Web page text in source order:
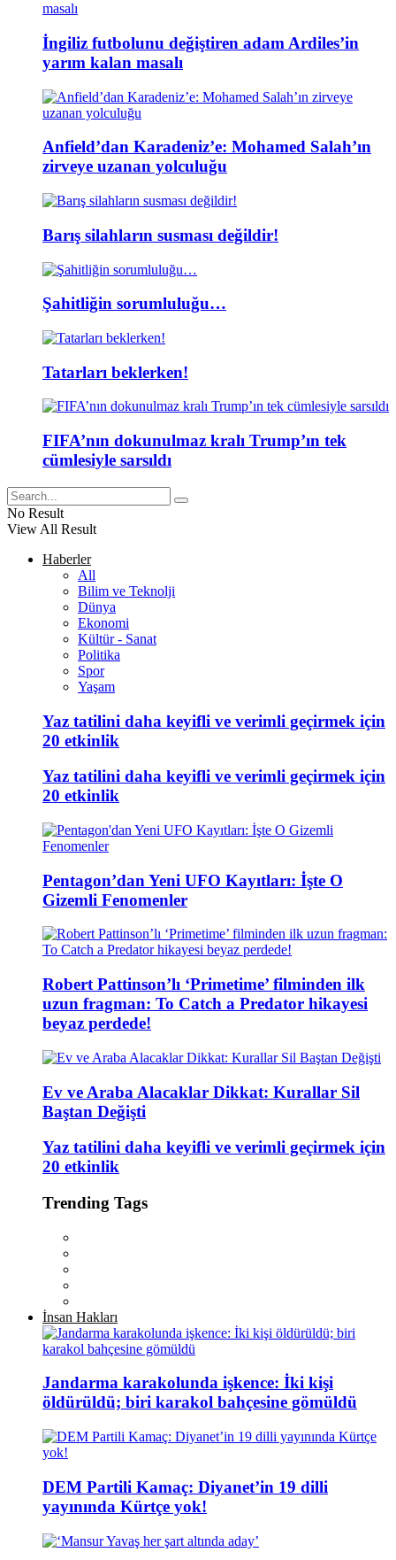
İngiliz futbolunu değiştiren adam Ardiles’in
yarım kalan masalı
Anfield’dan Karadeniz’e: Mohamed Salah’ın
zirveye uzanan yolculuğu
Barış silahların susması değildir!
Şahitliğin sorumluluğu…
Tatarları beklerken!
FIFA’nın dokunulmaz kralı Trump’ın tek
cümlesiyle sarsıldı
No Result
View All Result
Haberler
All
Bilim ve Teknolji
Dünya
Ekonomi
Kültür - Sanat
Politika
Spor
Yaşam
Yaz tatilini daha keyifli ve verimli geçirmek için
20 etkinlik
Yaz tatilini daha keyifli ve verimli geçirmek için
20 etkinlik
Pentagon’dan Yeni UFO Kayıtları: İşte O
Gizemli Fenomenler
Robert Pattinson’lı ‘Primetime’ filminden ilk
uzun fragman: To Catch a Predator hikayesi
beyaz perdede!
Ev ve Araba Alacaklar Dikkat: Kurallar Sil
Baştan Değişti
Yaz tatilini daha keyifli ve verimli geçirmek için
20 etkinlik
Trending Tags
İnsan Hakları
Jandarma karakolunda işkence: İki kişi
öldürüldü; biri karakol bahçesine gömüldü
DEM Partili Kamaç: Diyanet’in 19 dilli
yayınında Kürtçe yok!